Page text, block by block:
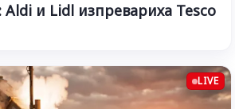
и Lidl изпревариха Tesco
LIVE